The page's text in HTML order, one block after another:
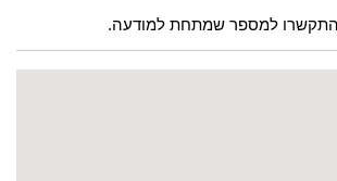
התקשרו למספר שמתחת למודעה.